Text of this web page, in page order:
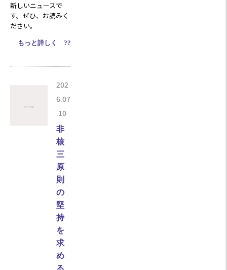
新しいニュースで
す。ぜひ、お読みく
ださい。
もっと詳しく ??
202
6.07
.10
非
核
三
原
則
の
堅
持
を
求
め
る